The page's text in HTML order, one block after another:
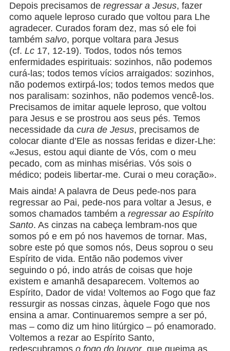
Depois precisamos de regressar a Jesus, fazer
como aquele leproso curado que voltou para Lhe
agradecer. Curados foram dez, mas só ele foi
também salvo, porque voltara para Jesus
(cf. Lc17, 12-19). Todos, todos nós temos
enfermidades espirituais: sozinhos, não podemos
curá-las; todos temos vícios arraigados: sozinhos,
não podemos extirpá-los; todos temos medos que
nos paralisam: sozinhos, não podemos vencê-los.
Precisamos de imitar aquele leproso, que voltou
para Jesus e se prostrou aos seus pés. Temos
necessidade da cura de Jesus, precisamos de
colocar diante d’Ele as nossas feridas e dizer-Lhe:
«Jesus, estou aqui diante de Vós, com o meu
pecado, com as minhas misérias. Vós sois o
médico; podeis libertar-me. Curai o meu coração».
Mais ainda! A palavra de Deus pede-nos para
regressar ao Pai, pede-nos para voltar a Jesus, e
somos chamados também a regressar ao Espírito
Santo. As cinzas na cabeça lembram-nos que
somos pó e em pó nos havemos de tornar. Mas,
sobre este pó que somos nós, Deus soprou o seu
Espírito de vida. Então não podemos viver
seguindo o pó, indo atrás de coisas que hoje
existem e amanhã desaparecem. Voltemos ao
Espírito, Dador de vida! Voltemos ao Fogo que faz
ressurgir as nossas cinzas, àquele Fogo que nos
ensina a amar. Continuaremos sempre a ser pó,
mas – como diz um hino litúrgico – pó enamorado.
Voltemos a rezar ao Espírito Santo,